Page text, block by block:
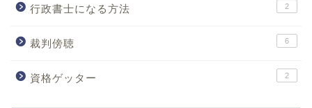
行政書士になる方法 2
裁判傍聴 6
資格ゲッター 2